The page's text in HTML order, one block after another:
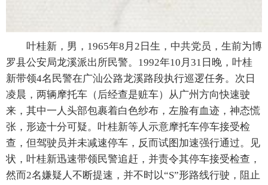
叶桂新，男，1965年8月2日生，中共党员，生前为博
罗县公安局龙溪派出所民警。1992年10月31日晚，叶桂
新带领4名民警在广汕公路龙溪路段执行巡逻任务。次日
凌晨，两辆摩托车（后经查是赃车）从广州方向快速驶
来，其中一人头部包裹着白色纱布，左脸有血迹，神态慌
张，形迹十分可疑。叶桂新等人示意摩托车停车接受检
查，但驾驶员并未减速停车，反而试图加速强行通过。见
状，叶桂新迅速带领民警追赶，并责令其停车接受检查，
然而2名嫌疑人不断提速，并不时以“S”形路线行驶，阻止